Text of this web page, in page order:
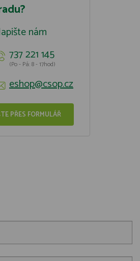
nám
737 221 145
(Po - Pá: 8 - 17hod)
eshop@csop.cz
PŘES FORMULÁŘ